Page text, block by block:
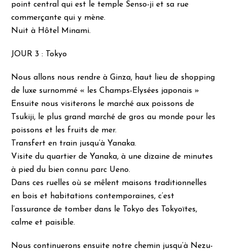
point central qui est le temple Senso-ji et sa rue
commerçante qui y mène.
Nuit à Hôtel Minami.
JOUR 3 : Tokyo
Nous allons nous rendre à Ginza, haut lieu de shopping
de luxe surnommé « les Champs-Elysées japonais »
Ensuite nous visiterons le marché aux poissons de
Tsukiji, le plus grand marché de gros au monde pour les
poissons et les fruits de mer.
Transfert en train jusqu’à Yanaka.
Visite du quartier de Yanaka, à une dizaine de minutes
à pied du bien connu parc Ueno.
Dans ces ruelles où se mêlent maisons traditionnelles
en bois et habitations contemporaines, c’est
l’assurance de tomber dans le Tokyo des Tokyoïtes,
calme et paisible.
Nous continuerons ensuite notre chemin jusqu’à Nezu-